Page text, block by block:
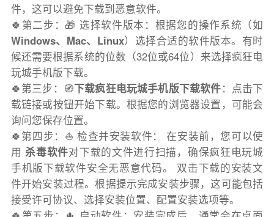
件，这可以避免下载到恶意软件。
🍀第二步：🎁 选择软件版本：根据您的操作系统（如
Windows、Mac、Linux）选择合适的软件版本。有时
候还需要根据系统的位数（32位或64位）来选择疯狂电
玩城手机版下载。
🍀第三步：🧭下载疯狂电玩城手机版下载软件：点击下
载链接或按钮开始下载。根据您的浏览器设置，可能会
询问您保存位置。
🍀第四步：⛵️ 检查并安装软件： 在安装前，您可以使
用杀毒软件对下载的文件进行扫描，确保疯狂电玩城
手机版下载软件安全无恶意代码。 双击下载的安装文
件开始安装过程。根据提示完成安装步骤，这可能包括
接受许可协议、选择安装位置、配置安装选项等。